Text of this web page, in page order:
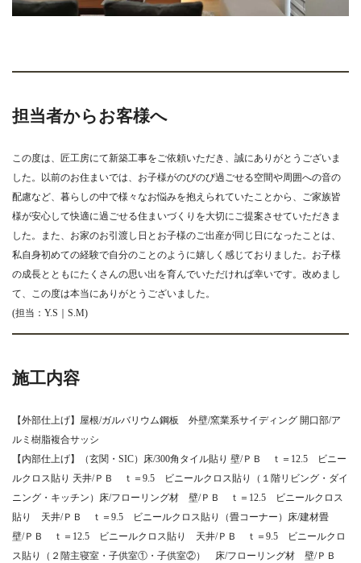
担当者からお客様へ
この度は、匠工房にて新築工事をご依頼いただき、誠にありがとうございま
した。以前のお住まいでは、お子様がのびのび過ごせる空間や周囲への音の
配慮など、暮らしの中で様々なお悩みを抱えられていたことから、ご家族皆
様が安心して快適に過ごせる住まいづくりを大切にご提案させていただきま
した。また、お家のお引渡し日とお子様のご出産が同じ日になったことは、
私自身初めての経験で自分のことのように嬉しく感じておりました。お子様
の成長とともにたくさんの思い出を育んでいただければ幸いです。改めまし
て、この度は本当にありがとうございました。
(担当：Y.S｜S.M)
施工内容
【外部仕上げ】屋根/ガルバリウム鋼板 外壁/窯業系サイディング 開口部/ア
ルミ樹脂複合サッシ
【内部仕上げ】（玄関・SIC）床/300角タイル貼り 壁/ＰＢ ｔ＝12.5 ビニー
ルクロス貼り 天井/ＰＢ ｔ＝9.5 ビニールクロス貼り（１階リビング・ダイ
ニング・キッチン）床/フローリング材 壁/ＰＢ ｔ＝12.5 ビニールクロス
貼り 天井/ＰＢ ｔ＝9.5 ビニールクロス貼り（畳コーナー）床/建材畳
壁/ＰＢ ｔ＝12.5 ビニールクロス貼り 天井/ＰＢ ｔ＝9.5 ビニールクロ
ス貼り（２階主寝室・子供室①・子供室②） 床/フローリング材 壁/ＰＢ